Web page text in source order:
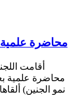
محاضرة
أقامت
محاضرة علمية
نمو الجنين)